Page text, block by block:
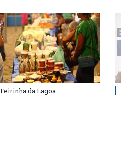
Feirinha da Lagoa